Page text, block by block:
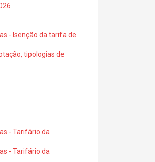
- Isenção da tarifa de
tipologias de
- Tarifário da
- Tarifário da